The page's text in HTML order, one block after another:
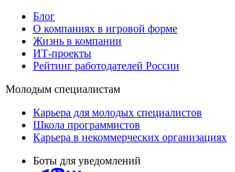
Блог
О компаниях в игровой форме
Жизнь в компании
ИТ-проекты
Рейтинг работодателей России
Молодым специалистам
Карьера для молодых специалистов
Школа программистов
Карьера в некоммерческих организациях
Боты для уведомлений